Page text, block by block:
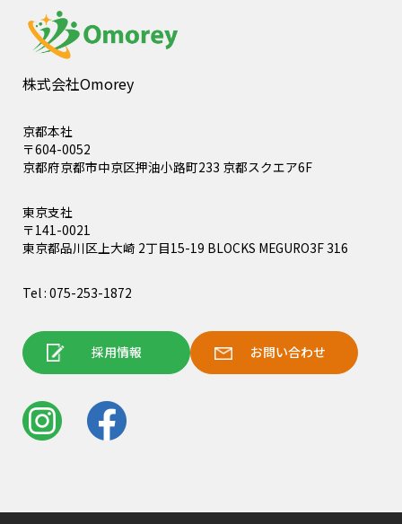
株式会社Omorey
京都本社
〒604-0052
京都府京都市中京区押油小路町233 京都スクエア6F
東京支社
〒141-0021
東京都品川区上大崎 2丁目15-19 BLOCKS MEGURO3F 316
Tel : 075-253-1872
採用情報 お問い合わせ